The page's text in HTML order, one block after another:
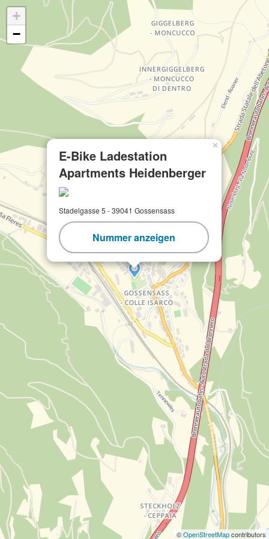
E-Bike Ladestation
Apartments Heidenberger
Stadelgasse 5 - 39041 Gossensass
Nummer anzeigen
×
+
−
©OpenStreetMapcontributors